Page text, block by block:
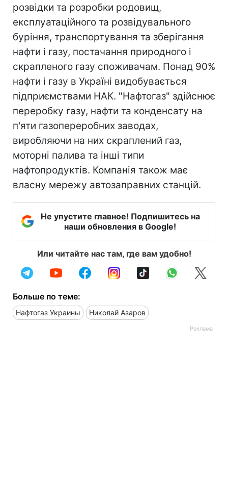
розвідки та розробки родовищ,
експлуатаційного та розвідувального
буріння, транспортування та зберігання
нафти і газу, постачання природного і
скрапленого газу споживачам. Понад 90%
нафти і газу в Україні видобувається
підприємствами НАК. "Нафтогаз" здійснює
переробку газу, нафти та конденсату на
п'яти газопереробних заводах,
виробляючи на них скраплений газ,
моторні палива та інші типи
нафтопродуктів. Компанія також має
власну мережу автозаправних станцій.
Не упустите главное! Подпишитесь на
наши обновления в Google!
Или читайте нас там, где вам удобно!
Больше по теме:
Нафтогаз Украины Николай Азаров